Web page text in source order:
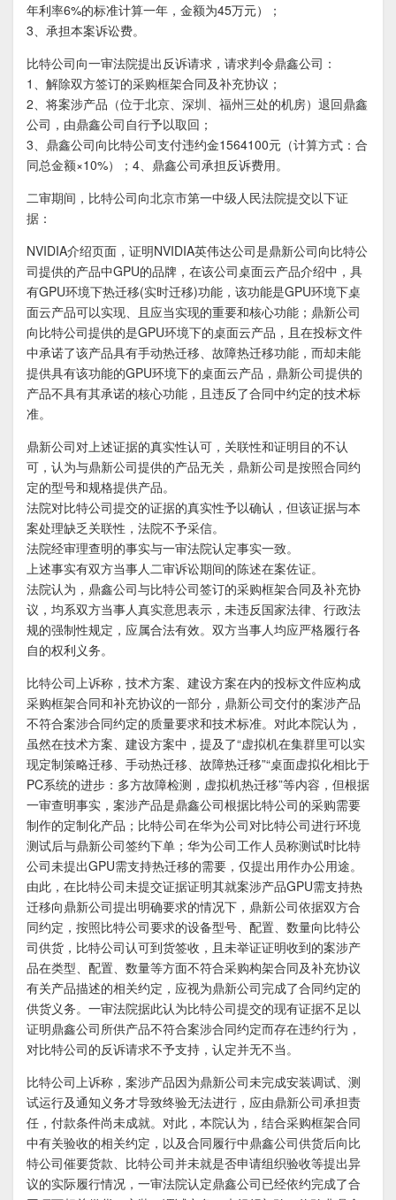
年利率6%的标准计算一年，金额为45万元）；
3、承担本案诉讼费。
比特公司向一审法院提出反诉请求，请求判令鼎鑫公司：
1、解除双方签订的采购框架合同及补充协议；
2、将案涉产品（位于北京、深圳、福州三处的机房）退回鼎鑫
公司，由鼎鑫公司自行予以取回；
3、鼎鑫公司向比特公司支付违约金1564100元（计算方式：合
同总金额×10%）；4、鼎鑫公司承担反诉费用。
二审期间，比特公司向北京市第一中级人民法院提交以下证
据：
NVIDIA介绍页面，证明NVIDIA英伟达公司是鼎新公司向比特公
司提供的产品中GPU的品牌，在该公司桌面云产品介绍中，具
有GPU环境下热迁移(实时迁移)功能，该功能是GPU环境下桌
面云产品可以实现、且应当实现的重要和核心功能；鼎新公司
向比特公司提供的是GPU环境下的桌面云产品，且在投标文件
中承诺了该产品具有手动热迁移、故障热迁移功能，而却未能
提供具有该功能的GPU环境下的桌面云产品，鼎新公司提供的
产品不具有其承诺的核心功能，且违反了合同中约定的技术标
准。
鼎新公司对上述证据的真实性认可，关联性和证明目的不认
可，认为与鼎新公司提供的产品无关，鼎新公司是按照合同约
定的型号和规格提供产品。
法院对比特公司提交的证据的真实性予以确认，但该证据与本
案处理缺乏关联性，法院不予采信。
法院经审理查明的事实与一审法院认定事实一致。
上述事实有双方当事人二审诉讼期间的陈述在案佐证。
法院认为，鼎鑫公司与比特公司签订的采购框架合同及补充协
议，均系双方当事人真实意思表示，未违反国家法律、行政法
规的强制性规定，应属合法有效。双方当事人均应严格履行各
自的权利义务。
比特公司上诉称，技术方案、建设方案在内的投标文件应构成
采购框架合同和补充协议的一部分，鼎新公司交付的案涉产品
不符合案涉合同约定的质量要求和技术标准。对此本院认为，
虽然在技术方案、建设方案中，提及了“虚拟机在集群里可以实
现定制策略迁移、手动热迁移、故障热迁移”“桌面虚拟化相比于
PC系统的进步：多方故障检测，虚拟机热迁移”等内容，但根据
一审查明事实，案涉产品是鼎鑫公司根据比特公司的采购需要
制作的定制化产品；比特公司在华为公司对比特公司进行环境
测试后与鼎新公司签约下单；华为公司工作人员称测试时比特
公司未提出GPU需支持热迁移的需要，仅提出用作办公用途。
由此，在比特公司未提交证据证明其就案涉产品GPU需支持热
迁移向鼎新公司提出明确要求的情况下，鼎新公司依据双方合
同约定，按照比特公司要求的设备型号、配置、数量向比特公
司供货，比特公司认可到货签收，且未举证证明收到的案涉产
品在类型、配置、数量等方面不符合采购构架合同及补充协议
有关产品描述的相关约定，应视为鼎新公司完成了合同约定的
供货义务。一审法院据此认为比特公司提交的现有证据不足以
证明鼎鑫公司所供产品不符合案涉合同约定而存在违约行为，
对比特公司的反诉请求不予支持，认定并无不当。
比特公司上诉称，案涉产品因为鼎新公司未完成安装调试、测
试运行及通知义务才导致终验无法进行，应由鼎新公司承担责
任，付款条件尚未成就。对此，本院认为，结合采购框架合同
中有关验收的相关约定，以及合同履行中鼎鑫公司供货后向比
特公司催要货款、比特公司并未就是否申请组织验收等提出异
议的实际履行情况，一审法院认定鼎鑫公司已经依约完成了合